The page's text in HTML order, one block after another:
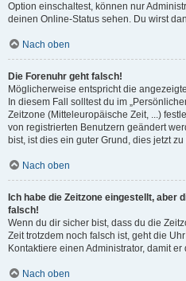
Option einschaltest, können nur
deinen Online-Status sehen. Du wirst
Nach oben
Die Forenuhr geht falsch!
Möglicherweise entspricht die
In diesem Fall solltest du im
Zeitzone (Mitteleuropäische Zeit, ...)
von registrierten Benutzern geändert
bist, ist dies ein guter Grund, dies jetzt zu
Nach oben
Ich habe die Zeitzone eingestellt, aber
falsch!
Wenn du dir sicher bist, dass du die
Zeit trotzdem noch falsch ist, geht die
Kontaktiere einen Administrator, damit
Nach oben